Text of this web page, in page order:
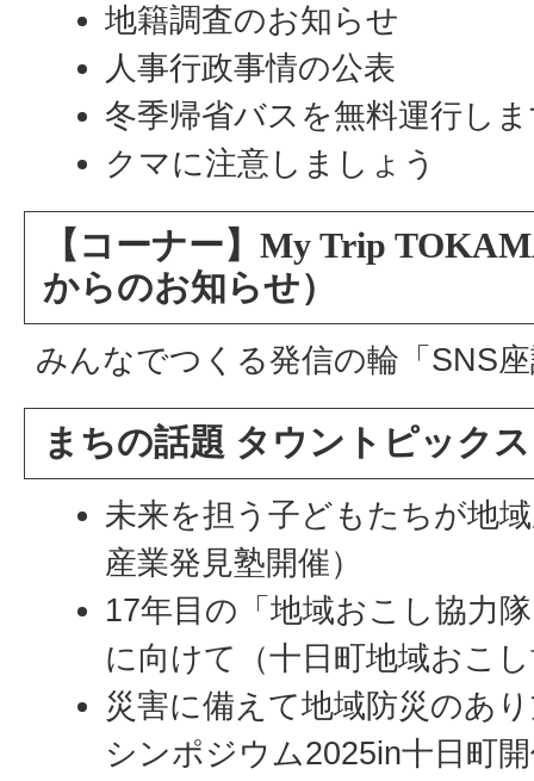
地籍調査のお知らせ
人事行政事情の公表
冬季帰省バスを無料運行し
クマに注意しましょう
【コーナー】My Trip
からのお知らせ）
みんなでつくる発信の輪「SNS
まちの話題 タウントピックス
未来を担う子どもたちが地
産業発見塾開催）
17年目の「地域おこし協力
に向けて（十日町地域おこ
災害に備えて地域防災のあ
シンポジウム2025in十日町